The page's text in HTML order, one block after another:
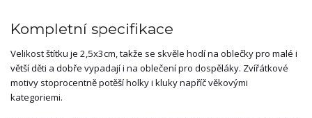
Kompletní specifikace
Velikost štítku je 2,5x3cm, takže se skvěle hodí na oblečky pro malé i
větší děti a dobře vypadají i na oblečení pro dospěláky. Zvířátkové
motivy stoprocentně potěší holky i kluky napříč věkovými
kategoriemi.